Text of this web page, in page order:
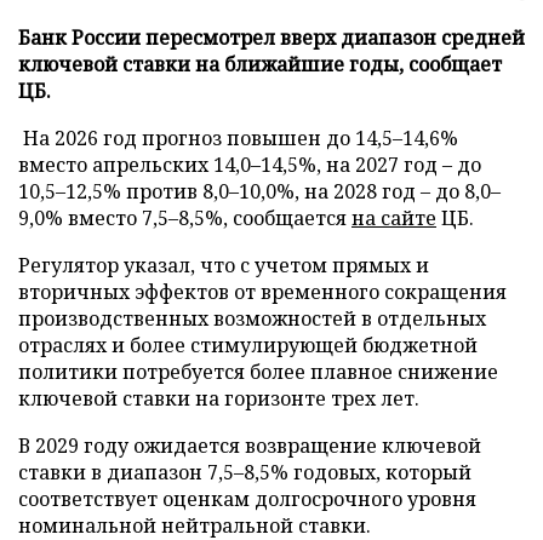
Банк России пересмотрел вверх диапазон средней
ключевой ставки на ближайшие годы, сообщает
ЦБ.
На 2026 год прогноз повышен до 14,5–14,6%
вместо апрельских 14,0–14,5%, на 2027 год – до
10,5–12,5% против 8,0–10,0%, на 2028 год – до 8,0–
9,0% вместо 7,5–8,5%, сообщаетсяна сайте ЦБ.
Регулятор указал, что с учетом прямых и
вторичных эффектов от временного сокращения
производственных возможностей в отдельных
отраслях и более стимулирующей бюджетной
политики потребуется более плавное снижение
ключевой ставки на горизонте трех лет.
В 2029 году ожидается возвращение ключевой
ставки в диапазон 7,5–8,5% годовых, который
соответствует оценкам долгосрочного уровня
номинальной нейтральной ставки.